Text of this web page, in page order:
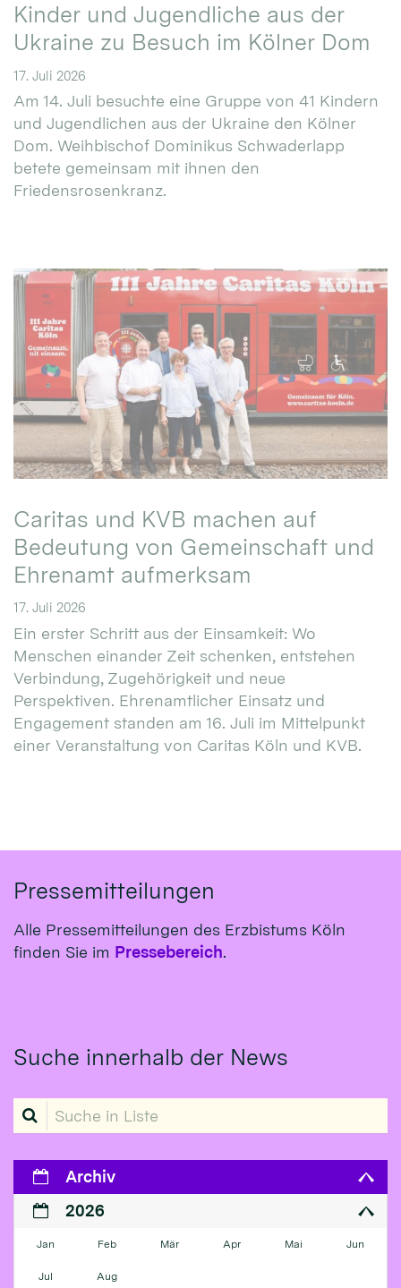
Kinder und Jugendliche aus der
Ukraine zu Besuch im Kölner Dom
17. Juli 2026
Am 14. Juli besuchte eine Gruppe von 41 Kindern
und Jugendlichen aus der Ukraine den Kölner
Dom. Weihbischof Dominikus Schwaderlapp
betete gemeinsam mit ihnen den
Friedensrosenkranz.
Caritas und KVB machen auf
Bedeutung von Gemeinschaft und
Ehrenamt aufmerksam
17. Juli 2026
Ein erster Schritt aus der Einsamkeit: Wo
Menschen einander Zeit schenken, entstehen
Verbindung, Zugehörigkeit und neue
Perspektiven. Ehrenamtlicher Einsatz und
Engagement standen am 16. Juli im Mittelpunkt
einer Veranstaltung von Caritas Köln und KVB.
Pressemitteilungen
Alle Pressemitteilungen des Erzbistums Köln
finden Sie im Pressebereich.
Suche innerhalb der News
Suche in Liste
Archiv
2026
Jan Feb Mär Apr Mai Jun
Jul Aug